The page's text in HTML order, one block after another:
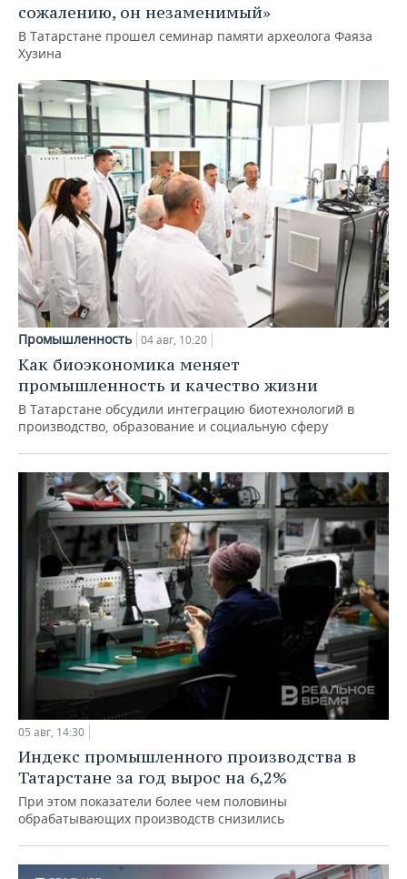
сожалению, он незаменимый»
В Татарстане прошел семинар памяти археолога Фаяза
Хузина
Промышленность 04 авг, 10:20
Как биоэкономика меняет
промышленность и качество жизни
В Татарстане обсудили интеграцию биотехнологий в
производство, образование и социальную сферу
05 авг, 14:30
Индекс промышленного производства в
Татарстане за год вырос на 6,2%
При этом показатели более чем половины
обрабатывающих производств снизились